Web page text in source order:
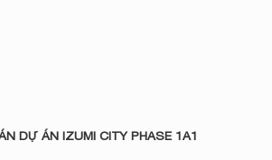
DỰ ÁN IZUMI CITY PHASE 1A1